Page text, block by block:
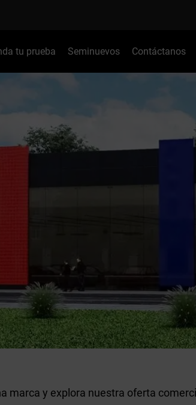
tu prueba Seminuevos Contáctanos
marca y explora nuestra oferta